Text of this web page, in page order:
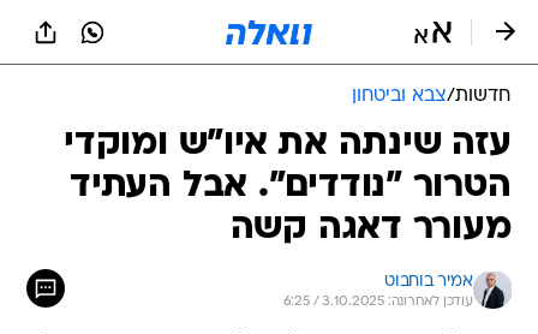
חדשות/צבא וביטחון
עזה שינתה את איו"ש ומוקדי
הטרור "נודדים". אבל העתיד
מעורר דאגה קשה
אמיר בוחבוט
עודכן לאחרונה: 3.10.2025 / 6:25